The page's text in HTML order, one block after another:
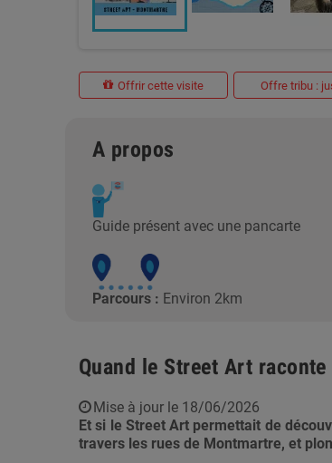
Offrir cette visite Offre tribu :
A propos
Guide présent avec une pancarte
Parcours : Environ 2km
Quand le Street Art
Mise à jour le 18/06/2026
Et si le Street Art permettait de
travers les rues de Montmartre, et